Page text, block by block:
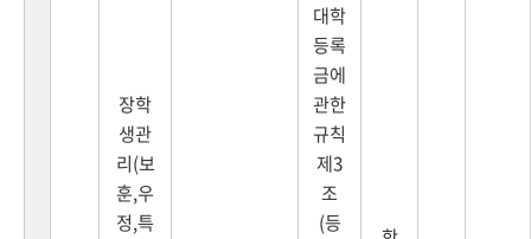
장학
생관
리(보
훈,우
정,특
대학
등록
금에
관한
규칙
제3
조
(등